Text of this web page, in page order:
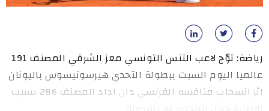
رياضة: توّج لاعب التنس التونسي معز الشرقي المصنف 191
عالميا اليوم السبت ببطولة التحدي هيرسونيسوس باليونان
اثر انسحاب منافسه الفرنسي دان اداد المصنف 286 بسبب